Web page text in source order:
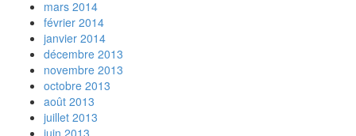
mars 2014
février 2014
janvier 2014
décembre 2013
novembre 2013
octobre 2013
août 2013
juillet 2013